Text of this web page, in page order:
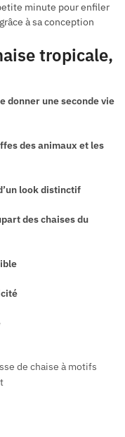
minute pour enfiler
à sa conception
tropicale,
donner une seconde vie
des animaux et les
look distinctif
des chaises du
de chaise à motifs